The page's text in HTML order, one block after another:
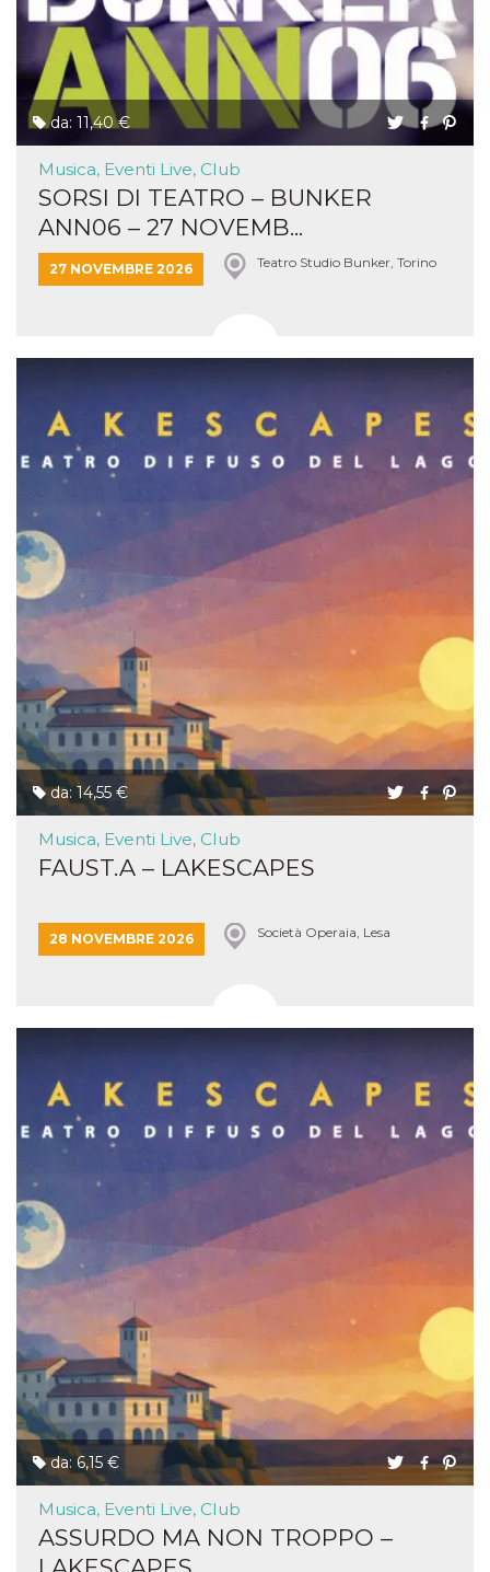
da: 11,40 €
Musica, Eventi Live, Club
SORSI DI TEATRO – BUNKER
ANN06 – 27 NOVEMB...
27 NOVEMBRE 2026 Teatro Studio Bunker, Torino
da: 14,55 €
Musica, Eventi Live, Club
FAUST.A – LAKESCAPES
28 NOVEMBRE 2026 Società Operaia, Lesa
da: 6,15 €
Musica, Eventi Live, Club
ASSURDO MA NON TROPPO –